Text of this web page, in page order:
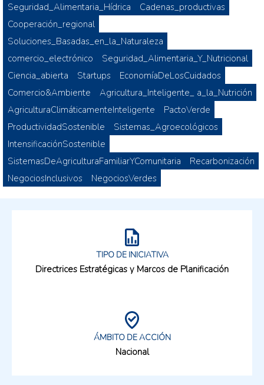
Seguridad_Alimentaria_Hídrica
Cadenas_productivas
Cooperación_regional
Soluciones_Basadas_en_la_Naturaleza
comercio_electrónico
Seguridad_Alimentaria_Y_Nutricional
Ciencia_abierta
Startups
EconomíaDeLosCuidados
Comercio&Ambiente
Agricultura_Inteligente_ a_la_Nutrición
AgriculturaClimáticamenteInteligente
PactoVerde
ProductividadSostenible
Sistemas_Agroecológicos
IntensificaciónSostenible
SistemasDeAgriculturaFamiliarYComunitaria
Recarbonización
NegociosInclusivos
NegociosVerdes
TIPO DE INICIATIVA
Directrices Estratégicas y Marcos de Planificación
ÁMBITO DE ACCIÓN
Nacional